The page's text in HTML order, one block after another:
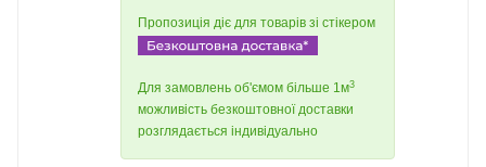
Пропозиція діє для товарів зі стікером
Для замовлень об'ємом більше 1м3
можливість безкоштовної доставки
розглядається індивідуально